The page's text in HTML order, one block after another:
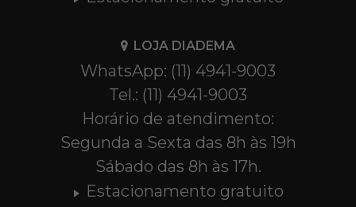
LOJA DIADEMA
WhatsApp: (11) 4941-9003
Tel.: (11) 4941-9003
Horário de atendimento:
Segunda a Sexta das 8h às 19h
Sábado das 8h às 17h.
Estacionamento gratuito